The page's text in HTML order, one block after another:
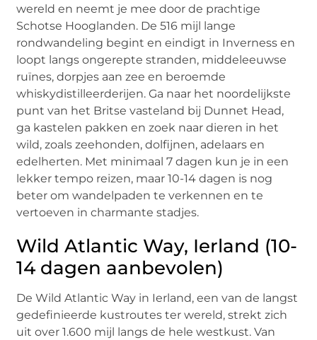
wereld en neemt je mee door de prachtige
Schotse Hooglanden. De 516 mijl lange
rondwandeling begint en eindigt in Inverness en
loopt langs ongerepte stranden, middeleeuwse
ruïnes, dorpjes aan zee en beroemde
whiskydistilleerderijen. Ga naar het noordelijkste
punt van het Britse vasteland bij Dunnet Head,
ga kastelen pakken en zoek naar dieren in het
wild, zoals zeehonden, dolfijnen, adelaars en
edelherten. Met minimaal 7 dagen kun je in een
lekker tempo reizen, maar 10-14 dagen is nog
beter om wandelpaden te verkennen en te
vertoeven in charmante stadjes.
Wild Atlantic Way, Ierland (10-
14 dagen aanbevolen)
De Wild Atlantic Way in Ierland, een van de langst
gedefinieerde kustroutes ter wereld, strekt zich
uit over 1.600 mijl langs de hele westkust. Van